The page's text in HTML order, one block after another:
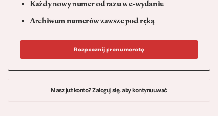
Każdy nowy numer od razu w e-wydaniu
Archiwum numerów zawsze pod ręką
Rozpocznij prenumeratę
Masz już konto? Zaloguj się, aby kontynuuwać